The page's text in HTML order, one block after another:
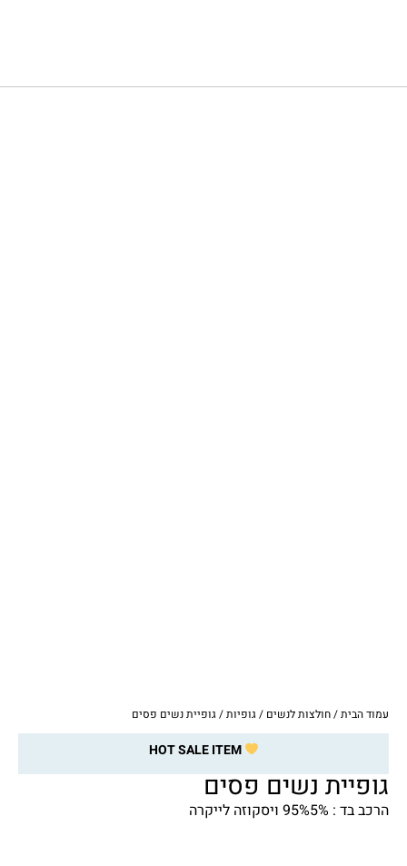
עמוד הבית/חולצות לנשים / גופיות/ גופיית נשים פסים
HOT SALE ITEM
גופיית נשים פסים
הרכב בד : 95%5% ויסקוזה לייקרה